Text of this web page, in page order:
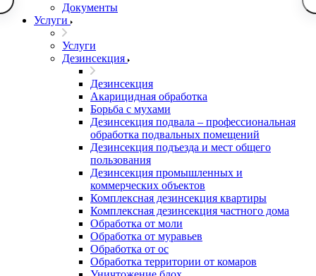
Документы
Услуги
Услуги
Дезинсекция
Дезинсекция
Акарицидная обработка
Борьба с мухами
Дезинсекция подвала – профессиональная
обработка подвальных помещений
Дезинсекция подъезда и мест общего
пользования
Дезинсекция промышленных и
коммерческих объектов
Комплексная дезинсекция квартиры
Комплексная дезинсекция частного дома
Обработка от моли
Обработка от муравьев
Обработка от ос
Обработка территории от комаров